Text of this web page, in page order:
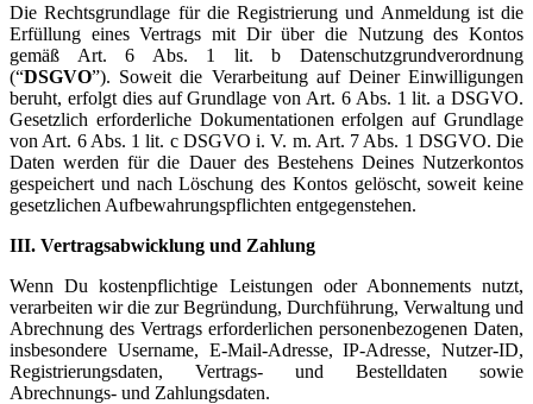
Die Rechtsgrundlage für die Registrierung und Anmeldung ist die
Erfüllung eines Vertrags mit Dir über die Nutzung des Kontos
gemäß Art. 6 Abs. 1 lit. b Datenschutzgrundverordnung
(“DSGVO”). Soweit die Verarbeitung auf Deiner Einwilligungen
beruht, erfolgt dies auf Grundlage von Art. 6 Abs. 1 lit. a DSGVO.
Gesetzlich erforderliche Dokumentationen erfolgen auf Grundlage
von Art. 6 Abs. 1 lit. c DSGVO i. V. m. Art. 7 Abs. 1 DSGVO. Die
Daten werden für die Dauer des Bestehens Deines Nutzerkontos
gespeichert und nach Löschung des Kontos gelöscht, soweit keine
gesetzlichen Aufbewahrungspflichten entgegenstehen.
III. Vertragsabwicklung und Zahlung
Wenn Du kostenpflichtige Leistungen oder Abonnements nutzt,
verarbeiten wir die zur Begründung, Durchführung, Verwaltung und
Abrechnung des Vertrags erforderlichen personenbezogenen Daten,
insbesondere Username, E-Mail-Adresse, IP-Adresse, Nutzer-ID,
Registrierungsdaten, Vertrags- und Bestelldaten sowie
Abrechnungs- und Zahlungsdaten.